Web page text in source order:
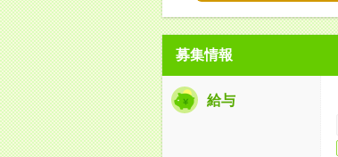
募集情報
給与